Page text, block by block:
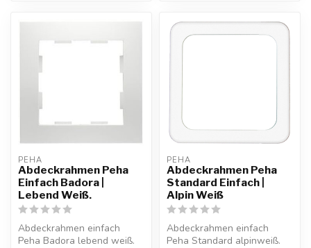
PEHA
Abdeckrahmen Peha
Einfach Badora |
Lebend Weiß.
Abdeckrahmen einfach
Peha Badora lebend weiß.
PEHA
Abdeckrahmen Peha
Standard Einfach |
Alpin Weiß
Abdeckrahmen einfach
Peha Standard alpinweiß.